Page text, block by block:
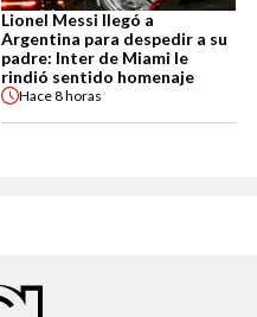
Lionel Messi llegó a
Argentina para despedir a su
padre: Inter de Miami le
rindió sentido homenaje
Hace8 horas